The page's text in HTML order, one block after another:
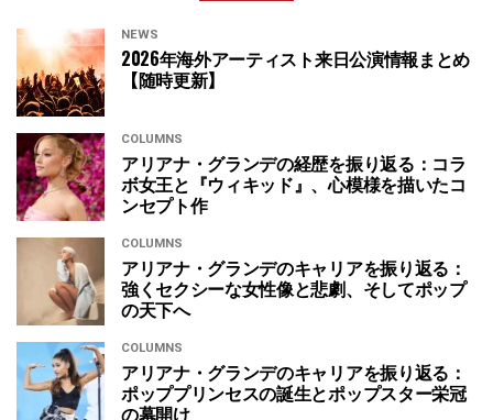
NEWS
2026年海外アーティスト来日公演情報まとめ
【随時更新】
COLUMNS
アリアナ・グランデの経歴を振り返る：コラ
ボ女王と『ウィキッド』、心模様を描いたコ
ンセプト作
COLUMNS
アリアナ・グランデのキャリアを振り返る：
強くセクシーな女性像と悲劇、そしてポップ
の天下へ
COLUMNS
アリアナ・グランデのキャリアを振り返る：
ポッププリンセスの誕生とポップスター栄冠
の幕開け